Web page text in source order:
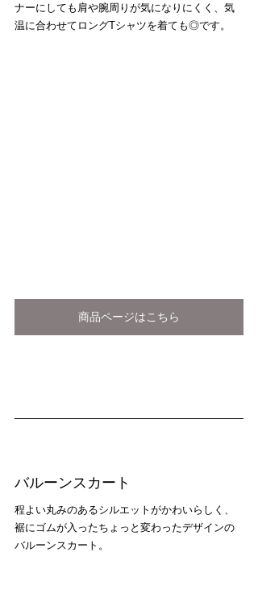
ナーにしても肩や腕周りが気になりにくく、気
温に合わせてロングTシャツを着ても◎です。
商品ページはこちら
バルーンスカート
程よい丸みのあるシルエットがかわいらしく、
裾にゴムが入ったちょっと変わったデザインの
バルーンスカート。